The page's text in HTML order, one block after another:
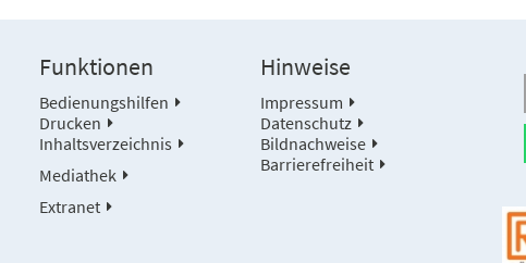
Funktionen
Bedienungshilfen
Drucken
Inhaltsverzeichnis
Mediathek
Extranet
Hinweise
Impressum
Datenschutz
Bildnachweise
Barrierefreiheit